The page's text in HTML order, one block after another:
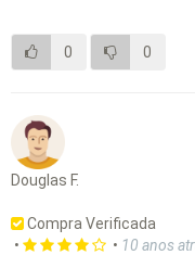
0 0
Douglas F.
Compra Verificada
•
• 10 anos